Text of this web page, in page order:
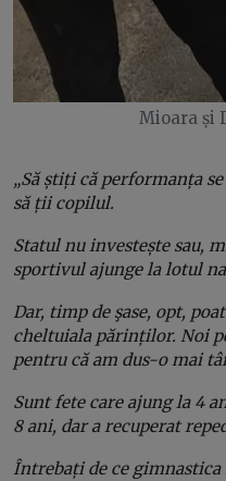
Mioara și
„Să știți că performanța
să ții copilul.
Statul nu investește sau,
sportivul ajunge la lotul
Dar, timp de şase, opt,
cheltuiala părinților. Noi
pentru că am dus-o mai
Sunt fete care ajung la 4
8 ani, dar a recuperat
Întrebați de ce gimnastica